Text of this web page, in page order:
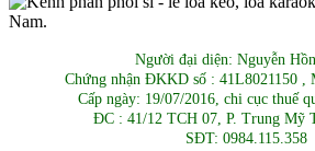
Người đại diện: Nguyễn
Chứng nhận ĐKKD số : 41L8021150 ,
Cấp ngày: 19/07/2016, chi cục thuế
ĐC : 41/12 TCH 07, P. Trung Mỹ
SĐT: 0984.115.358